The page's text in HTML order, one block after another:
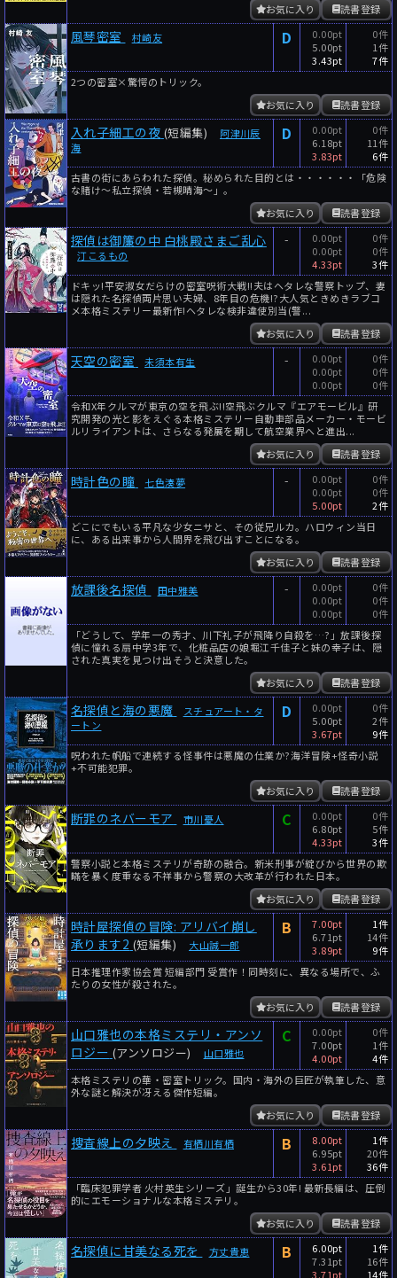
読書登録
お気に入り
風琴密室 村崎友 D
0.00pt
5.00pt
3.43pt
0件
1件
7件
2つの密室×驚愕のトリック。
読書登録
お気に入り
入れ子細工の夜 (短編集)
阿津川辰
海
D
0.00pt
6.18pt
3.83pt
0件
11件
6件
古書の街にあらわれた探偵。秘められた目的とは・・・・・・「危険
な賭け〜私立探偵・若槻晴海〜」。
読書登録
お気に入り
探偵は御簾の中 白桃殿さまご乱心
汀こるもの
-
0.00pt
0.00pt
4.33pt
0件
0件
3件
ドキッ!平安淑女だらけの密室呪術大戦!!夫はヘタレな警察トップ、妻
は隠れた名探偵両片思い夫婦、8年目の危機!?大人気ときめきラブコ
メ本格ミステリー最新作!ヘタレな検非違使別当(警...
読書登録
お気に入り
天空の密室 未須本有生 -
0.00pt
0.00pt
0.00pt
0件
0件
0件
令和X年クルマが東京の空を飛ぶ!!空飛ぶクルマ『エアモービル』研
究開発の光と影をえぐる本格ミステリー自動車部品メーカー・モービ
ルリライアントは、さらなる発展を期して航空業界へと進出...
読書登録
お気に入り
時計色の瞳 七色湊夢 -
0.00pt
0.00pt
5.00pt
0件
0件
2件
どこにでもいる平凡な少女ニサと、その従兄ルカ。ハロウィン当日
に、ある出来事から人間界を飛び出すことになる。
読書登録
お気に入り
放課後名探偵 田中雅美 -
0.00pt
0.00pt
0.00pt
0件
0件
0件
「どうして、学年一の秀才、川下礼子が飛降り自殺を…?」放課後探
偵に憧れる扇中学3年で、化粧品店の娘堀江千佳子と妹の幸子は、隠
された真実を見つけ出そうと決意した。
読書登録
お気に入り
名探偵と海の悪魔
スチュアート・タ
ートン
D
0.00pt
5.00pt
3.67pt
0件
2件
9件
呪われた帆船で連続する怪事件は悪魔の仕業か?海洋冒険+怪奇小説
+不可能犯罪。
読書登録
お気に入り
断罪のネバーモア 市川憂人 C
0.00pt
6.80pt
4.33pt
0件
5件
3件
警察小説と本格ミステリが奇跡の融合。新米刑事が綻びから世界の欺
瞞を暴く度重なる不祥事から警察の大改革が行われた日本。
読書登録
お気に入り
時計屋探偵の冒険: アリバイ崩し
承ります2 (短編集) 大山誠一郎
B
7.00pt
6.71pt
3.89pt
1件
14件
9件
日本推理作家協会賞 短編部門 受賞作！同時刻に、異なる場所で、ふ
たりの女性が殺された。
読書登録
お気に入り
山口雅也の本格ミステリ・アンソ
ロジー (アンソロジー) 山口雅也
C
0.00pt
7.00pt
4.00pt
0件
1件
4件
本格ミステリの華・密室トリック。国内・海外の巨匠が執筆した、意
外な謎と解決が冴える傑作短編。
読書登録
お気に入り
捜査線上の夕映え 有栖川有栖 B
8.00pt
6.95pt
3.61pt
1件
20件
36件
「臨床犯罪学者 火村英生シリーズ」誕生から30年! 最新長編は、圧倒
的にエモーショナルな本格ミステリ。
読書登録
お気に入り
名探偵に甘美なる死を 方丈貴恵 B
6.00pt
7.31pt
3.71pt
1件
16件
14件